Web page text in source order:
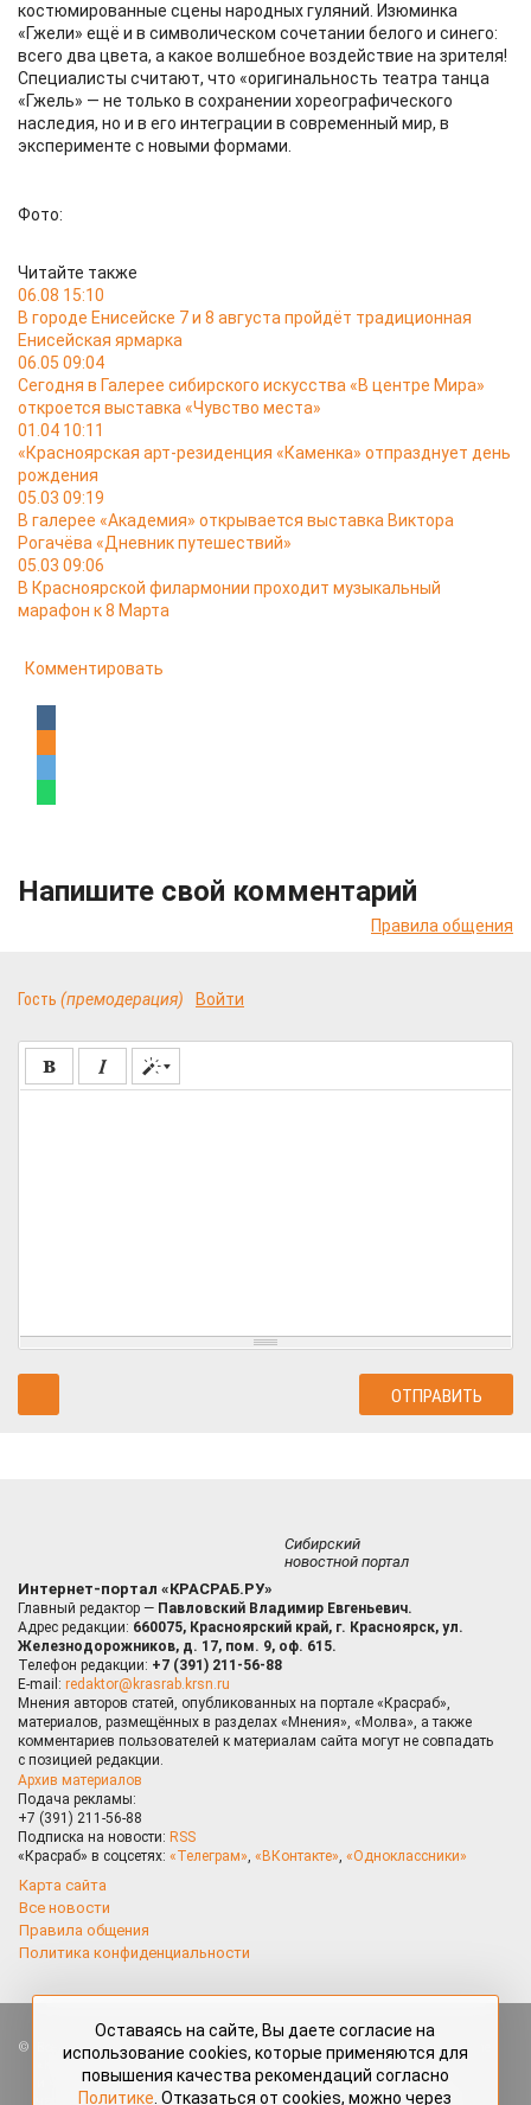
костюмированные сцены народных гуляний. Изюминка
«Гжели» ещё и в символическом сочетании белого и синего:
всего два цвета, а какое волшебное воздействие на зрителя!
Специалисты считают, что «оригинальность театра танца
«Гжель» — не только в сохранении хореографического
наследия, но и в его интеграции в современный мир, в
эксперименте с новыми формами.
Фото:
Читайте также
06.08 15:10
В городе Енисейске 7 и 8 августа пройдёт традиционная
Енисейская ярмарка
06.05 09:04
Сегодня в Галерее сибирского искусства «В центре Мира»
откроется выставка «Чувство места»
01.04 10:11
«Красноярская арт-резиденция «Каменка» отпразднует день
рождения
05.03 09:19
В галерее «Академия» открывается выставка Виктора
Рогачёва «Дневник путешествий»
05.03 09:06
В Красноярской филармонии проходит музыкальный
марафон к 8 Марта
Комментировать
Напишите свой комментарий
Правила общения
Гость (премодерация) Войти
Сибирский
новостной портал
Интернет-портал «КРАСРАБ.РУ»
Главный редактор — Павловский Владимир Евгеньевич.
Адрес редакции: 660075, Красноярский край, г. Красноярск, ул.
Железнодорожников, д. 17, пом. 9, оф. 615.
Телефон редакции: +7 (391) 211-56-88
E-mail: redaktor@krasrab.krsn.ru
Мнения авторов статей, опубликованных на портале «Красраб»,
материалов, размещённых в разделах «Мнения», «Молва», а также
комментариев пользователей к материалам сайта могут не совпадать
с позицией редакции.
Архив материалов
Подача рекламы:
+7 (391) 211-56-88
Подписка на новости: RSS
«Красраб» в соцсетях: «Телеграм», «ВКонтакте», «Одноклассники»
Карта сайта
Все новости
Правила общения
Политика конфиденциальности
Все права защищены. Любые материалы, размещённые на портале
«Красраб.ру» сотрудниками редакции, нештатными авторами
и читателями, являются объектами авторского права. Полное или
частичное использование материалов, размещённых на портале
Оставаясь на сайте, Вы даете согласие на
использование cookies, которые применяются для
повышения качества рекомендаций согласно
Политике . Отказаться от cookies, можно через